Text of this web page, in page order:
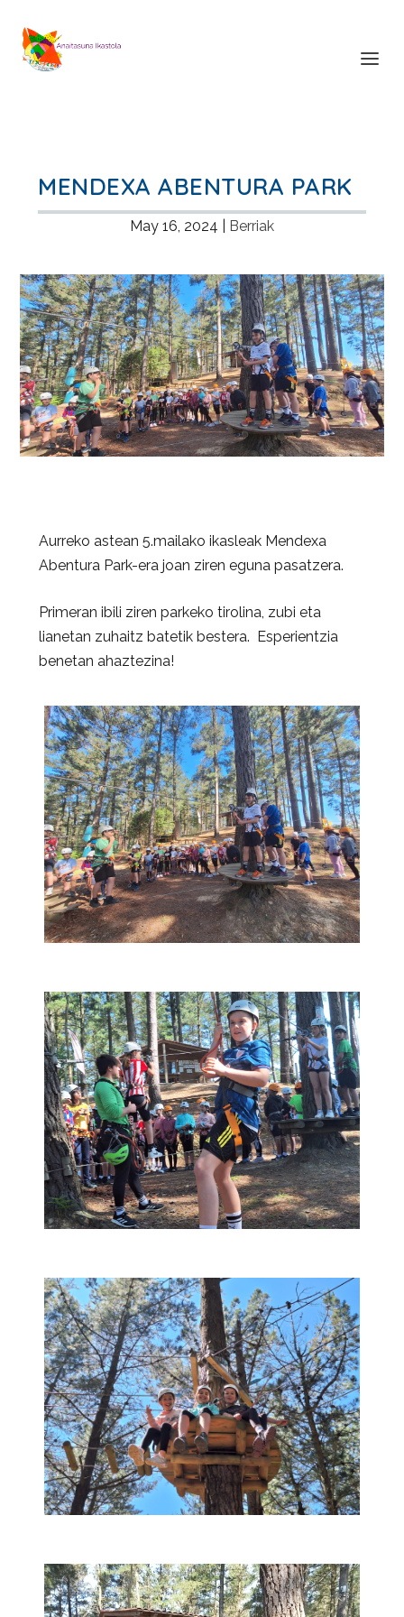
MENDEXA ABENTURA PARK
May 16, 2024 Berriak
Aurreko astean 5.mailako ikasleak Mendexa
Abentura Park-era joan ziren eguna pasatzera.
Primeran ibili ziren parkeko tirolina, zubi eta
lianetan zuhaitz batetik bestera. Esperientzia
benetan ahaztezina!